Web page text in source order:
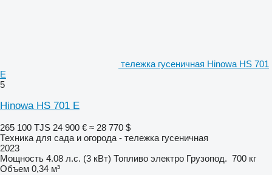
тележка гусеничная Hinowa HS 701
E
5
Hinowa HS 701 E
265 100 TJS 24 900 € ≈ 28 770 $
Техника для сада и огорода - тележка гусеничная
2023
Мощность 4.08 л.с. (3 кВт) Топливо электро Грузопод. 700 кг
Объем 0,34 м³